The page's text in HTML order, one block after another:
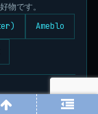
物です。
Ameblo